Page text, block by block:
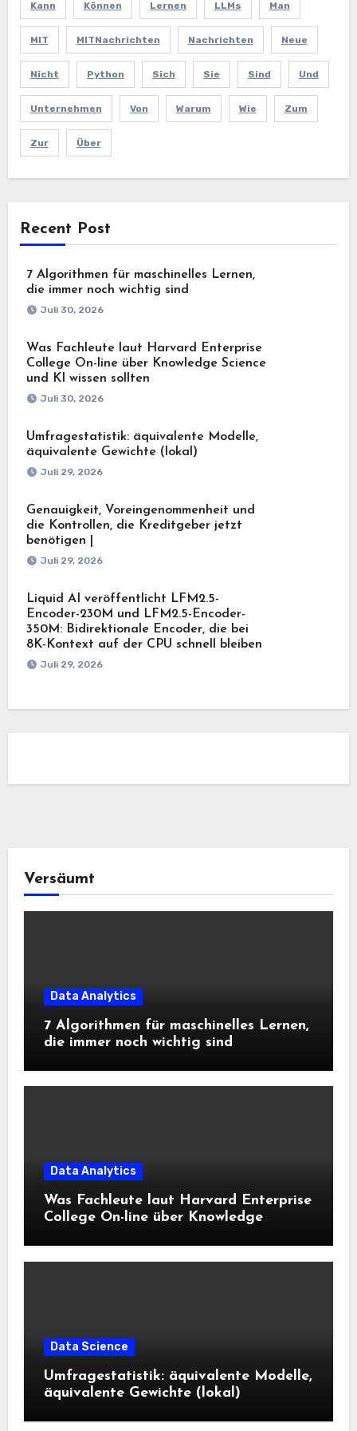
Kann Können Lernen LLMs Man
MIT MITNachrichten Nachrichten Neue
Nicht Python Sich Sie Sind Und
Unternehmen Von Warum Wie Zum
Zur Über
Recent Post
7 Algorithmen für maschinelles Lernen,
die immer noch wichtig sind
Juli 30, 2026
Was Fachleute laut Harvard Enterprise
College On-line über Knowledge Science
und KI wissen sollten
Juli 30, 2026
Umfragestatistik: äquivalente Modelle,
äquivalente Gewichte (lokal)
Juli 29, 2026
Genauigkeit, Voreingenommenheit und
die Kontrollen, die Kreditgeber jetzt
benötigen |
Juli 29, 2026
Liquid AI veröffentlicht LFM2.5-
Encoder-230M und LFM2.5-Encoder-
350M: Bidirektionale Encoder, die bei
8K-Kontext auf der CPU schnell bleiben
Juli 29, 2026
Versäumt
Data Analytics
7 Algorithmen für maschinelles Lernen,
die immer noch wichtig sind
Data Analytics
Was Fachleute laut Harvard Enterprise
College On-line über Knowledge
Data Science
Umfragestatistik: äquivalente Modelle,
äquivalente Gewichte (lokal)